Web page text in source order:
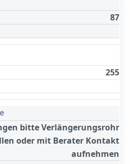
87
255
bitte Verlängerungsrohr
oder mit Berater Kontakt
aufnehmen